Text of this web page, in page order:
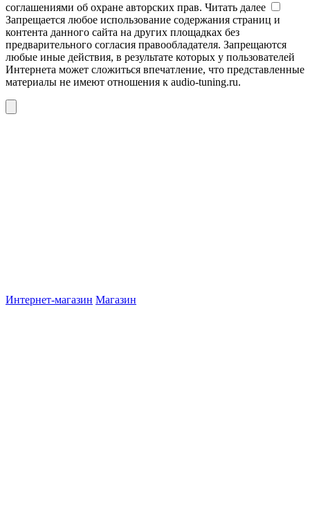
соглашениями об охране авторских прав. Читать далее
Запрещается любое использование содержания страниц и
контента данного сайта на других площадках без
предварительного согласия правообладателя. Запрещаются
любые иные действия, в результате которых у пользователей
Интернета может сложиться впечатление, что представленные
материалы не имеют отношения к audio-tuning.ru.
Интернет-магазин Магазин